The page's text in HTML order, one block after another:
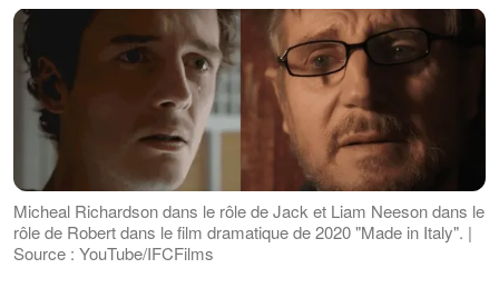
Micheal Richardson dans le rôle de Jack et Liam Neeson dans le
rôle de Robert dans le film dramatique de 2020 "Made in Italy". |
Source : YouTube/IFCFilms